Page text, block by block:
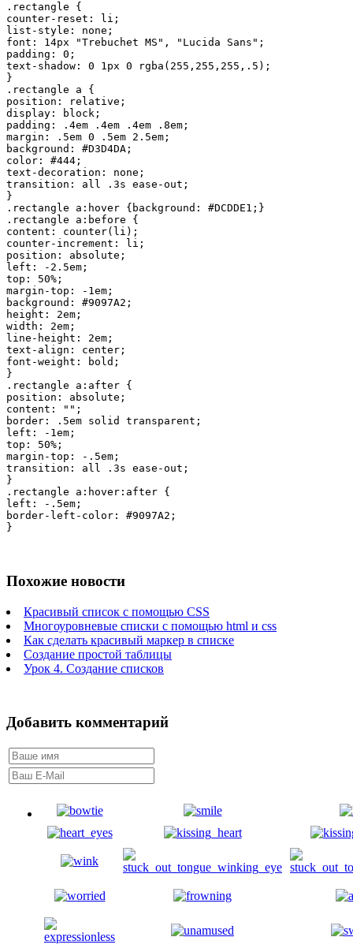
.rectangle {
counter-reset: li;
list-style: none;
font: 14px "Trebuchet MS", "Lucida Sans";
padding: 0;
text-shadow: 0 1px 0 rgba(255,255,255,.5);
}
.rectangle a {
position: relative;
display: block;
padding: .4em .4em .4em .8em;
margin: .5em 0 .5em 2.5em;
background: #D3D4DA;
color: #444;
text-decoration: none;
transition: all .3s ease-out;
}
.rectangle a:hover {background: #DCDDE1;}
.rectangle a:before {
content: counter(li);
counter-increment: li;
position: absolute;
left: -2.5em;
top: 50%;
margin-top: -1em;
background: #9097A2;
height: 2em;
width: 2em;
line-height: 2em;
text-align: center;
font-weight: bold;
}
.rectangle a:after {
position: absolute;
content: "";
border: .5em solid transparent;
left: -1em;
top: 50%;
margin-top: -.5em;
transition: all .3s ease-out;
}
.rectangle a:hover:after {
left: -.5em;
border-left-color: #9097A2;
}
Похожие новости
Красивый список с помощью CSS
Многоуровневые списки с помощью html и css
Как сделать красивый маркер в списке
Создание простой таблицы
Урок 4. Создание списков
Добавить комментарий